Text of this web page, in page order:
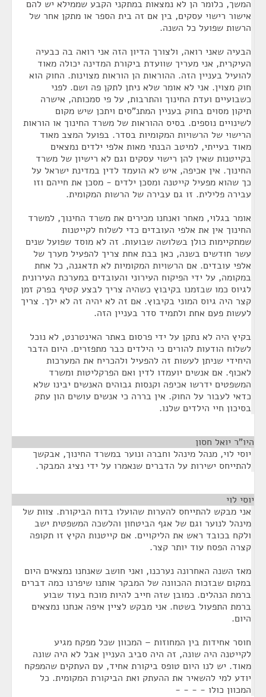
המשך, כלומר הן לא נמצאות במתקני הקבע שממילא יש להם
אישור רישוי עסקים, בין אם זה בית הספר או מתקן אחר של
הרשות שפועל כל השנה.
הבעיה שאני רואה, ולצורך הדיון הזה אני רואה בה כבעיה
העיקרית, אני מעריך שוועדת ביקורת המדינה יכולה מאוד
להועיל בעניין הזה. ההוראות הן הוראות מצוינות. החוק הוא
חוק מצוין. אני לא אומר שלא ניתן לתקן פה ושם. לפני
כשבועיים ועדת החינוך והתרבות, על פי סמכותה, אישרה
תיקון מסוים בחוק בעניין המתנ"סים ויתכן שיש מקום
לשינויים נוספים. בסיס ההוראות של משרד החינוך או הוראות
הרישוי של הרשויות המקומיות בסדר. בפועל המצב מאוד
מאוד בעייתי, למיטב הבנתי מאות אלפי ילדים נמצאים
בקייטנות שאין להן רישוי עסקים וגם לא רישיון של משרד
החינוך. אין אכיפה, איש לא הועמד לדין במדינת ישראל על
כך שהוא מפעיל קייטנה ומסכן ילדים - מסכן את חייהם וזו
עבירה פלילית. זו גם עבירה של הרשות המקומית.
אומר בגלוי, מאחר ואנחנו מכירים את משרד החינוך, למשרד
החינוך אין את אלפי העובדים כדי לשלוח לקייטנות
שמתקיימות כולן בשלושה שבועות. זה לא מוסד שפועל שנים
עשר חודשים בשנה, כאן בבת אחת צריך להפעיל מערך של
אלפי עובדים. אם הרשויות המקומיות לא תדאגנה, כל אחת
במקומה, על ידי הפיקוח העירוני והעובדים במערכת העירונית
לגיוס כמו שבזמנו בקיבוץ כשהיה צריך לבצע קטיף בפרק זמן
קצר היה גיוס המוני בקיבוץ. אם זה לא יהיה זה לא ילך. צריך
לעשות פעם אחת ולתמיד סדר בעניין הזה.
בקיץ היה לא נתקן על ידי פרסום באתר האינטרנט, לא נוכל
לשלוח הודעות להורים כי הילדים כבר מתפזרים. היום הדבר
היחידי שניתן לעשות זה להפעיל ולהכריח את המערכות
לאכוף. אם אנשים יועמדו לדין ואם הפרקליטות ומשרד
המשפטים ידרשו אכיפה וקנסות גבוהים האנשים יבינו שלא
כדאי לעבור על החוק. אין בררה כי אנשים עושים הון עתק
בסיכון חיי הילדים שלנו.
היו"ר יואל חסון
יוסי לוי, מנהל מינהל וחברה ונוער במשרד החינוך, אבקשך
להתייחס ישירות על הדברים שנאמרו על ידי נציג המבקר.
יוסי לוי
אני מבקש להתייחס להערות שהועלו בדוח הביקורת. צוות של
מינהל לנוער וגם של אגף הביטחון והלשכה המשפטית ישב
ולקח בכובד ראש את הליקויים. אם קייטנות הקיץ זו תקופה
קצרה הפסח עוד יותר קצר.
מאז השנה האחרונה נערכנו, ואני חושב שאנחנו נמצאים היום
במקום שבזכות ההכוונה של המבקר אותנו שיפרנו כמה דברים
ברמת הנהלים. כמובן שזה חייב להיות מוכח בעוד שבוע
ברמת התפעול בשטח. אני מבקש לציין איפה אנחנו נמצאים
היום.
חוסר אחידות בין המחוזות – המכוון שכל מפקח מגיע
לקייטנה היה שונה, זה היה סביב העניין אבל לא היה שונה
מאוד. יש לנו היום טופס ביקורת אחיד, עם העתקים שהמפקח
יודע למי להשאיר את ההעתק ואת הביקורת המקומית. כל
המכוון כולו - - - -